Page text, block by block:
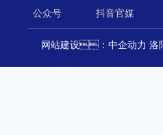
公众号 抖音官媒
网站建设：中企动力 洛